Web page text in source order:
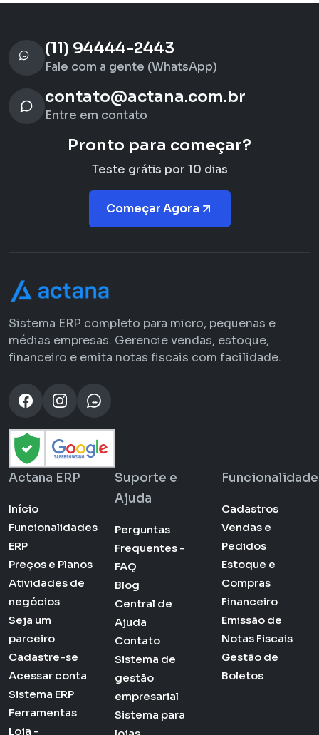
(11) 94444-2443
Fale com a gente (WhatsApp)
contato@actana.com.br
Entre em contato
Pronto para começar?
Teste grátis por 10 dias
Começar Agora
Sistema ERP completo para micro, pequenas e
médias empresas. Gerencie vendas, estoque,
financeiro e emita notas fiscais com facilidade.
Actana ERP
Início
Funcionalidades
ERP
Preços e Planos
Atividades de
negócios
Seja um
parceiro
Cadastre-se
Acessar conta
Sistema ERP
Ferramentas
Loja -
Suporte e
Ajuda
Perguntas
Frequentes -
FAQ
Blog
Central de
Ajuda
Contato
Sistema de
gestão
empresarial
Sistema para
Cadastros
Vendas e
Pedidos
Estoque e
Compras
Financeiro
Emissão de
Notas Fiscais
Gestão de
Boletos